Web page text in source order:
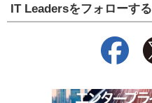
IT Leadersをフォローする